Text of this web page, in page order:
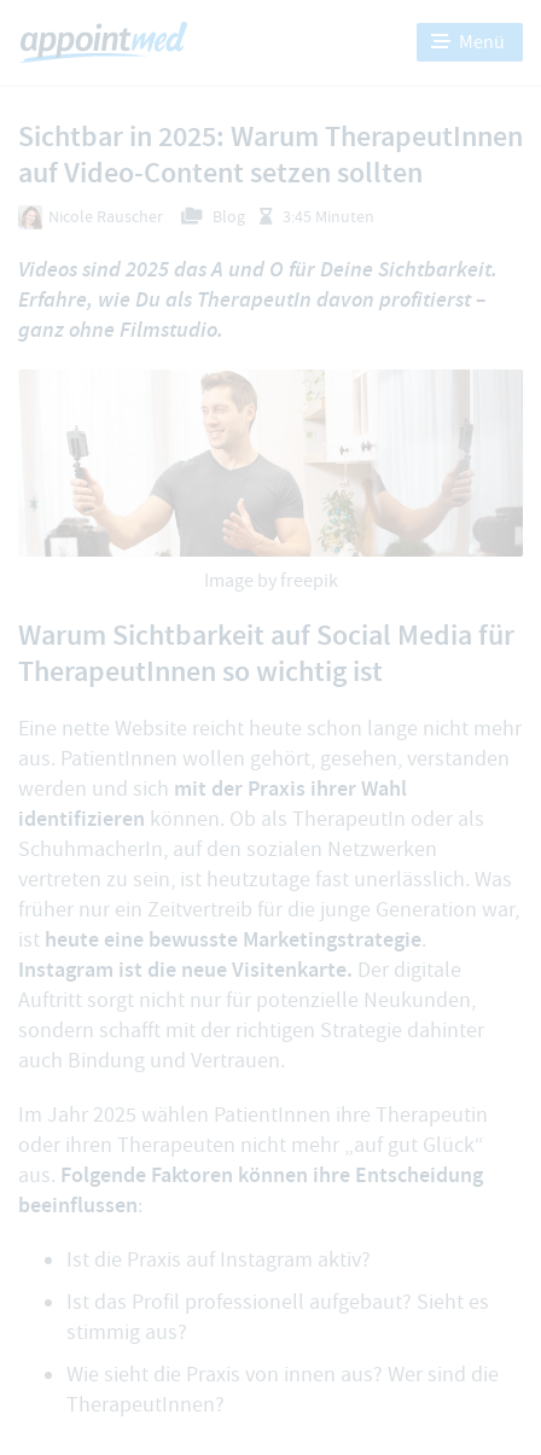
Menü
Sichtbar in 2025: Warum TherapeutInnen
auf Video-Content setzen sollten
Nicole Rauscher Blog 3:45 Minuten
Videos sind 2025 das A und O für Deine Sichtbarkeit.
Erfahre, wie Du als TherapeutIn davon profitierst –
ganz ohne Filmstudio.
Image by freepik
Warum Sichtbarkeit auf Social Media für
TherapeutInnen so wichtig ist
Eine nette Website reicht heute schon lange nicht mehr
aus. PatientInnen wollen gehört, gesehen, verstanden
werden und sich mit der Praxis ihrer Wahl
identifizieren können. Ob als TherapeutIn oder als
SchuhmacherIn, auf den sozialen Netzwerken
vertreten zu sein, ist heutzutage fast unerlässlich. Was
früher nur ein Zeitvertreib für die junge Generation war,
ist heute eine bewusste Marketingstrategie.
Instagram ist die neue Visitenkarte. Der digitale
Auftritt sorgt nicht nur für potenzielle Neukunden,
sondern schafft mit der richtigen Strategie dahinter
auch Bindung und Vertrauen.
Im Jahr 2025 wählen PatientInnen ihre Therapeutin
oder ihren Therapeuten nicht mehr „auf gut Glück“
aus. Folgende Faktoren können ihre Entscheidung
beeinflussen:
Ist die Praxis auf Instagram aktiv?
Ist das Profil professionell aufgebaut? Sieht es
stimmig aus?
Wie sieht die Praxis von innen aus? Wer sind die
TherapeutInnen?